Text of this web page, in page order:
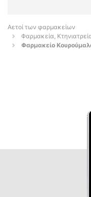
Αετοί των φαρμακείων
Φαρμακεία,
Φαρμακείο